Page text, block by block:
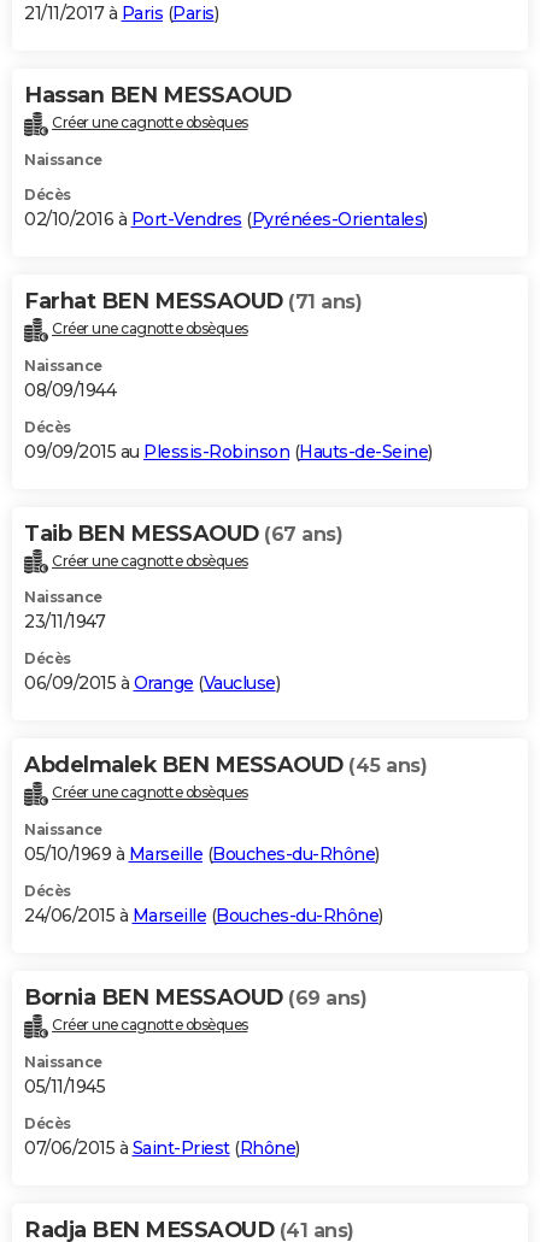
21/11/2017 à Paris (Paris)
Hassan BEN MESSAOUD
Créer une cagnotte obsèques
Naissance
Décès
02/10/2016 à Port-Vendres (Pyrénées-Orientales)
Farhat BEN MESSAOUD (71 ans)
Créer une cagnotte obsèques
Naissance
08/09/1944
Décès
09/09/2015 au Plessis-Robinson (Hauts-de-Seine)
Taib BEN MESSAOUD (67 ans)
Créer une cagnotte obsèques
Naissance
23/11/1947
Décès
06/09/2015 à Orange (Vaucluse)
Abdelmalek BEN MESSAOUD (45 ans)
Créer une cagnotte obsèques
Naissance
05/10/1969 à Marseille (Bouches-du-Rhône)
Décès
24/06/2015 à Marseille (Bouches-du-Rhône)
Bornia BEN MESSAOUD (69 ans)
Créer une cagnotte obsèques
Naissance
05/11/1945
Décès
07/06/2015 à Saint-Priest(Rhône)
Radja BEN MESSAOUD (41 ans)